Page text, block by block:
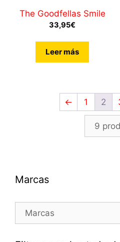
de 5
The Goodfellas Smile
33,95€
Leer más
← 1 2
Marcas